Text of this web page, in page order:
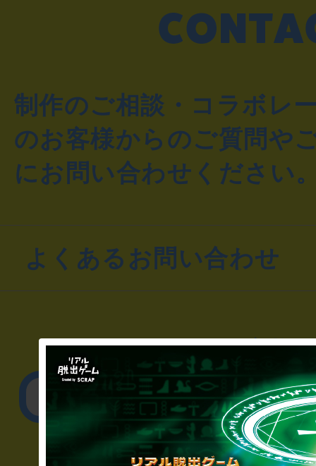
制作のご相談・コラボレ
のお客様からのご質問や
にお問い合わせください
よくあるお問い合わせ
▼一般のお客様
公演内容、チケット